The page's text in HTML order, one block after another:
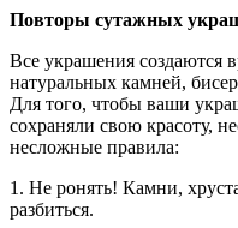
Повторы сутажных
Все украшения создаются
натуральных камней,
Для того, чтобы ваши
сохраняли свою красоту,
несложные правила:
1. Не ронять! Камни,
разбиться.